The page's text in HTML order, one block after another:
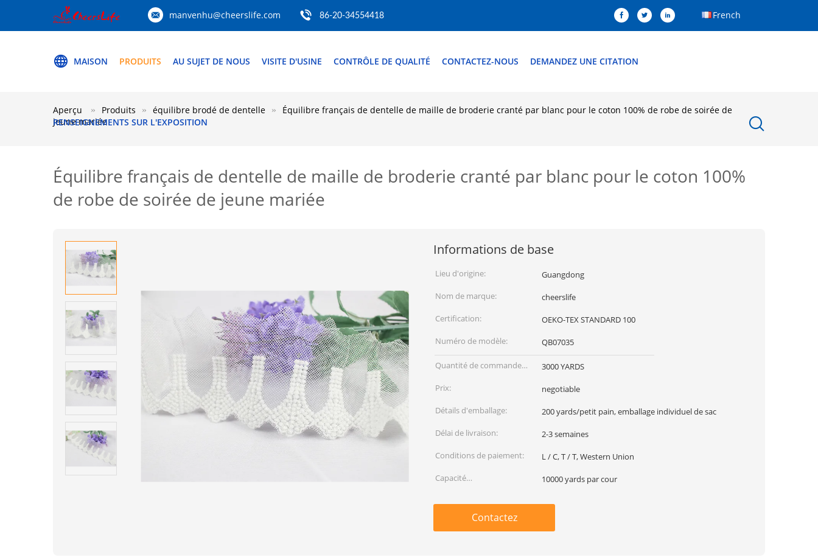
manvenhu@cheerslife.com 86-20-34554418 French
MAISON PRODUITS AU SUJET DE NOUS VISITE D'USINE CONTRÔLE DE QUALITÉ CONTACTEZ-NOUS DEMANDEZ UNE CITATION
RENSEIGNEMENTS SUR L'EXPOSITION
Aperçu Produits équilibre brodé de dentelle
Équilibre français de dentelle de maille de broderie cranté par blanc pour le coton 100% de robe de soirée de
jeune mariée
Équilibre français de dentelle de maille de broderie cranté par blanc pour le coton 100%
de robe de soirée de jeune mariée
Informations de base
Lieu d'origine:
Guangdong
Nom de marque:
cheerslife
Certification:
OEKO-TEX STANDARD 100
Numéro de modèle:
QB07035
Quantité de commande
min:
3000 YARDS
Prix:
negotiable
Détails d'emballage:
200 yards/petit pain, emballage individuel de sac
Délai de livraison:
2-3 semaines
Conditions de paiement:
L / C, T / T, Western Union
Capacité
10000 yards par cour
Contactez